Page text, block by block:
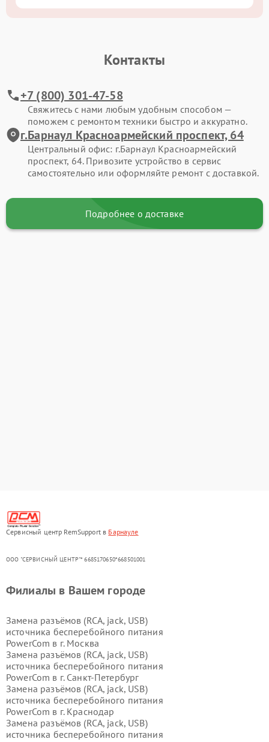
Контакты
+7 (800) 301-47-58
Свяжитесь с нами любым удобным способом —
поможем с ремонтом техники быстро и аккуратно.
г.Барнаул Красноармейский проспект, 64
Центральный офис: г.Барнаул Красноармейский
проспект, 64. Привозите устройство в сервис
самостоятельно или оформляйте ремонт с доставкой.
Подробнее о доставке
Сервисный центр RemSupport в Барнауле
ООО "СЕРВИСНЫЙ ЦЕНТР"* 6685170650*668501001
Филиалы в Вашем городе
Замена разъёмов (RCA, jack, USB)
источника бесперебойного питания
PowerCom в г. Москва
Замена разъёмов (RCA, jack, USB)
источника бесперебойного питания
PowerCom в г. Санкт-Петербург
Замена разъёмов (RCA, jack, USB)
источника бесперебойного питания
PowerCom в г. Краснодар
Замена разъёмов (RCA, jack, USB)
источника бесперебойного питания